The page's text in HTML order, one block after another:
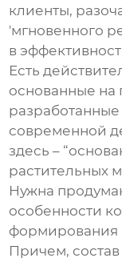
клиенты,
'мгновенного
в
Есть
основанные на
современной
здесь –
растительных
Нужна
особенности
формирования
Причем,